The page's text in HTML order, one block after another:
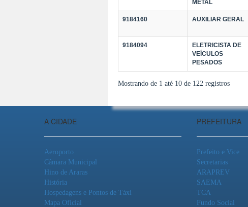
METAL
9184160 AUXILIAR GERAL
9184094
ELETRICISTA DE
VEÍCULOS
PESADOS
Mostrando de 1 até 10 de 122 registros
A CIDADE
Aeroporto
Câmara Municipal
Hino de Araras
História
Hospedagens e Pontos de Táxi
Mapa Oficial
PREFEITURA
Prefeito e Vice
Secretarias
ARAPREV
SAEMA
TCA
Fundo Social